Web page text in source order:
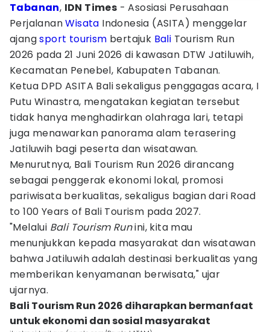
Tabanan, IDN Times - Asosiasi Perusahaan
PerjalananWisata Indonesia (ASITA) menggelar
ajangsport tourism bertajuk Bali Tourism Run
2026 pada 21 Juni 2026 di kawasan DTW Jatiluwih,
Kecamatan Penebel, Kabupaten Tabanan.
Ketua DPD ASITA Bali sekaligus penggagas acara, I
Putu Winastra, mengatakan kegiatan tersebut
tidak hanya menghadirkan olahraga lari, tetapi
juga menawarkan panorama alam terasering
Jatiluwih bagi peserta dan wisatawan.
Menurutnya, Bali Tourism Run 2026 dirancang
sebagai penggerak ekonomi lokal, promosi
pariwisata berkualitas, sekaligus bagian dari Road
to 100 Years of Bali Tourism pada 2027.
"Melalui Bali Tourism Runini, kita mau
menunjukkan kepada masyarakat dan wisatawan
bahwa Jatiluwih adalah destinasi berkualitas yang
memberikan kenyamanan berwisata," ujar
ujarnya.
Bali Tourism Run 2026 diharapkan bermanfaat
untuk ekonomi dan sosial masyarakat